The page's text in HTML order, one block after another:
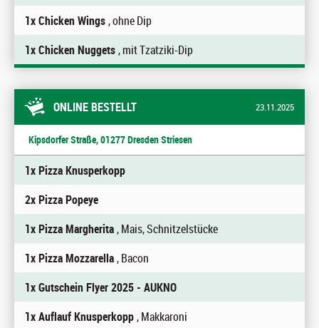
1x Chicken Wings, ohne Dip
1x Chicken Nuggets, mit Tzatziki-Dip
ONLINE BESTELLT 23.11.2025
Kipsdorfer Straße, 01277 Dresden Striesen
1x Pizza Knusperkopp
2x Pizza Popeye
1x Pizza Margherita, Mais, Schnitzelstücke
1x Pizza Mozzarella, Bacon
1x Gutschein Flyer 2025 - AUKNO
1x Auflauf Knusperkopp, Makkaroni